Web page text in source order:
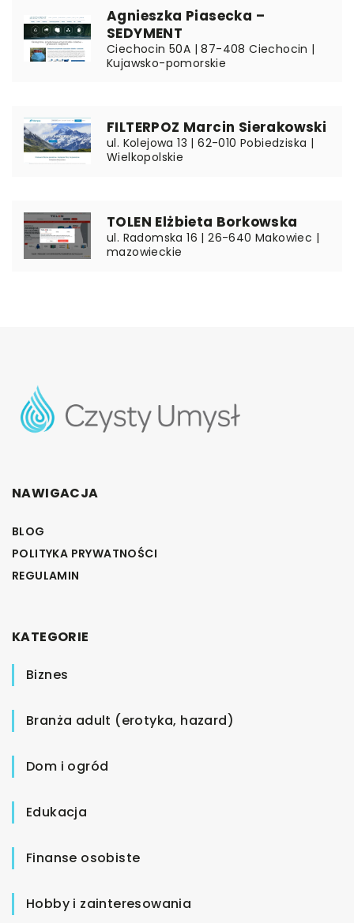
Agnieszka Piasecka –
SEDYMENT
Ciechocin 50A | 87-408 Ciechocin |
Kujawsko-pomorskie
FILTERPOZ Marcin Sierakowski
ul. Kolejowa 13 | 62-010 Pobiedziska |
Wielkopolskie
TOLEN Elżbieta Borkowska
ul. Radomska 16 | 26-640 Makowiec |
mazowieckie
NAWIGACJA
BLOG
POLITYKA PRYWATNOŚCI
REGULAMIN
KATEGORIE
Biznes
Branża adult (erotyka, hazard)
Dom i ogród
Edukacja
Finanse osobiste
Hobby i zainteresowania